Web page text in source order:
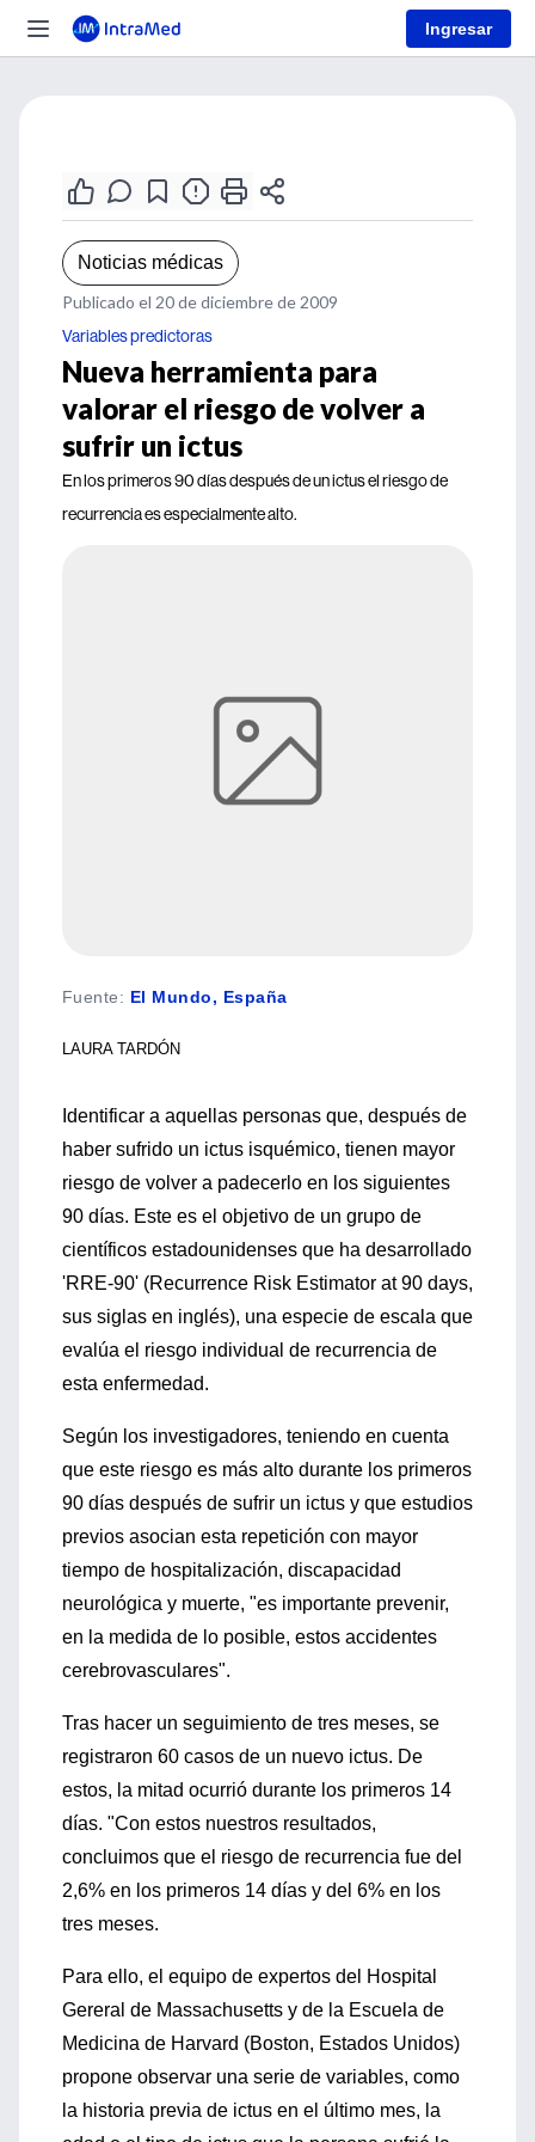
Ingresar
Noticias médicas
Publicado el 20 de diciembre de 2009
Variables predictoras
Nueva herramienta para
valorar el riesgo de volver a
sufrir un ictus
En los primeros 90 días después de un ictus el riesgo de
recurrencia es especialmente alto.
Fuente: El Mundo, España
LAURA TARDÓN
Identificar a aquellas personas que, después de
haber sufrido un ictus isquémico, tienen mayor
riesgo de volver a padecerlo en los siguientes
90 días. Este es el objetivo de un grupo de
científicos estadounidenses que ha desarrollado
'RRE-90' (Recurrence Risk Estimator at 90 days,
sus siglas en inglés), una especie de escala que
evalúa el riesgo individual de recurrencia de
esta enfermedad.
Según los investigadores, teniendo en cuenta
que este riesgo es más alto durante los primeros
90 días después de sufrir un ictus y que estudios
previos asocian esta repetición con mayor
tiempo de hospitalización, discapacidad
neurológica y muerte, "es importante prevenir,
en la medida de lo posible, estos accidentes
cerebrovasculares".
Tras hacer un seguimiento de tres meses, se
registraron 60 casos de un nuevo ictus. De
estos, la mitad ocurrió durante los primeros 14
días. "Con estos nuestros resultados,
concluimos que el riesgo de recurrencia fue del
2,6% en los primeros 14 días y del 6% en los
tres meses.
Para ello, el equipo de expertos del Hospital
Gereral de Massachusetts y de la Escuela de
Medicina de Harvard (Boston, Estados Unidos)
propone observar una serie de variables, como
la historia previa de ictus en el último mes, la